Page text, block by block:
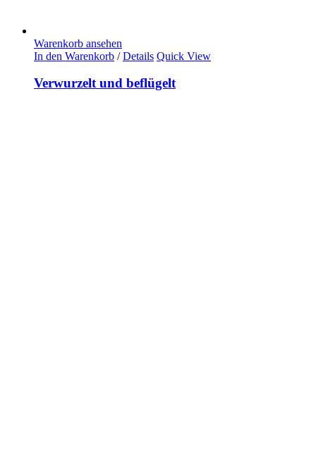
Warenkorb ansehen
In den Warenkorb / Details Quick View
Verwurzelt und beflügelt